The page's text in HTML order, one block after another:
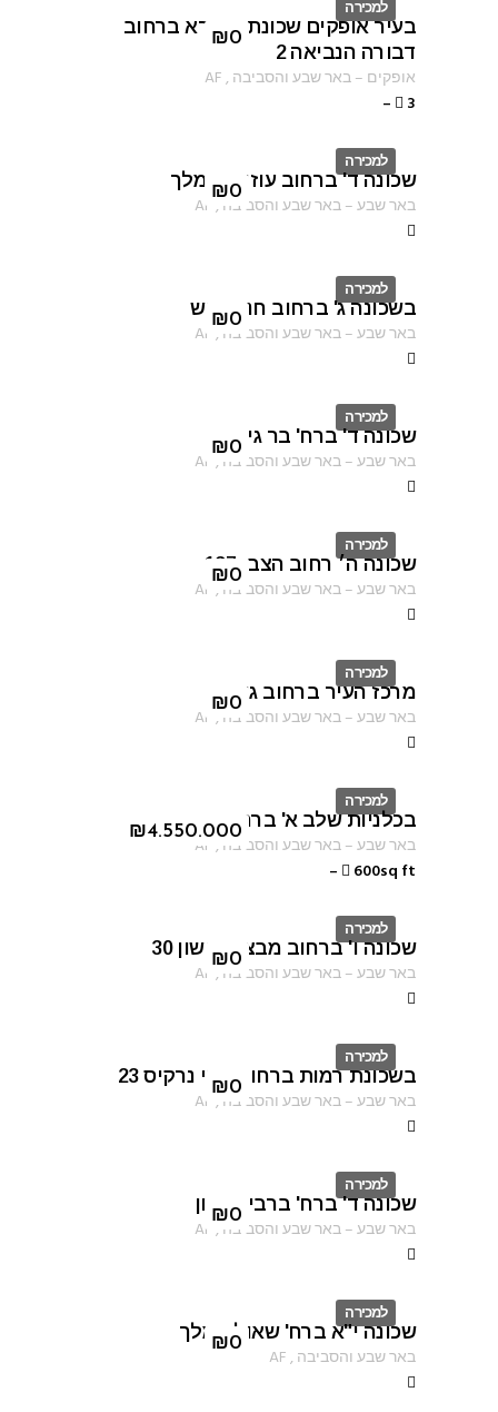
למכירה
ID
₪0
בעיר אופקים שכונת שפירא ברחוב
דבורה הנביאה 2
אופקים –באר שבע והסביבה ,
AF
3
–
למכירה
ID
₪0
שכונה ד' ברחוב עוזיהו המלך
באר שבע–באר שבע והסביבה ,
AF
למכירה
ID
₪0
בשכונה ג' ברחוב חנה סנש
באר שבע–באר שבע והסביבה ,
AF
למכירה
ID
₪0
שכונה ד' ברח' בר גיורא
באר שבע–באר שבע והסביבה ,
AF
למכירה
ID
₪0
שכונה ה׳ רחוב הצבי 137
באר שבע–באר שבע והסביבה ,
AF
למכירה
ID
₪0
מרכז העיר ברחוב גורדון
באר שבע–באר שבע והסביבה ,
AF
למכירה
ID
₪4.550.000
בכלניות שלב א' ברחוב טובה ברץ
באר שבע–באר שבע והסביבה ,
AF
600sq ft
–
למכירה
ID
₪0
שכונה ו' ברחוב מבצע נחשון 30
באר שבע–באר שבע והסביבה ,
AF
למכירה
ID
₪0
בשכונת רמות ברחוב עוזי נרקיס 23
באר שבע–באר שבע והסביבה ,
AF
למכירה
ID
₪0
שכונה ד' ברח' ברבי טרפון
באר שבע–באר שבע והסביבה ,
AF
למכירה
ID
₪0
שכונה י"א ברח' שאול המלך
באר שבע והסביבה ,
AF